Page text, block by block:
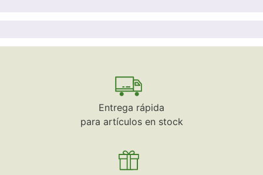
Entrega rápida
para artículos en stock